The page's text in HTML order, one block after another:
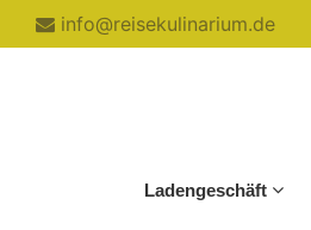
info@reisekulinarium.de
Ladengeschäft